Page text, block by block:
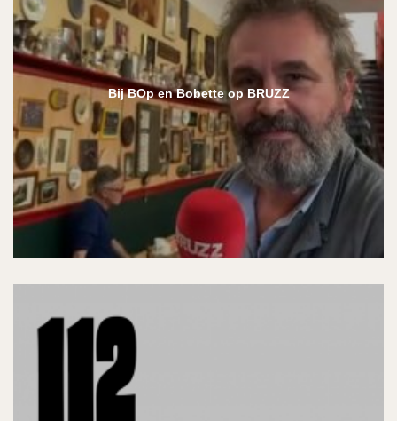
Bij BOp en Bobette op BRUZZ